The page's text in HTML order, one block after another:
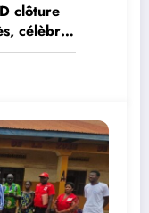
clôture
célèbre
des